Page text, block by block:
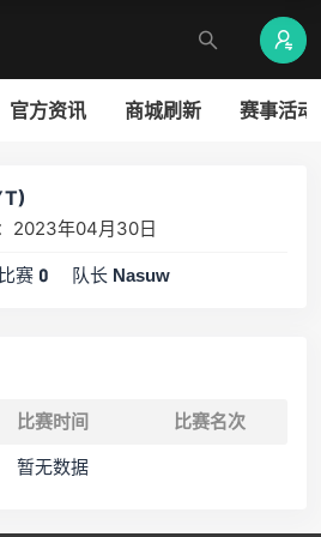
官方资讯 商城刷新 赛事活动
2023年04月30日
比赛 0 队长 Nasuw
比赛时间
比赛名次
暂无数据